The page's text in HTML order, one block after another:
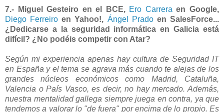
7.- Miguel Gesteiro en el BCE, Ero Carrera en Google,
Diego Ferreiro en Yahoo!, Ángel Pradoen SalesForce...
¿Dedicarse a la seguridad informática en Galicia está
difícil? ¿No podéis competir con Atar?
Según mi experiencia apenas hay cultura de Seguridad IT
en España y el tema se agrava más cuando te alejas de los
grandes núcleos económicos como Madrid, Cataluña,
Valencia o País Vasco, es decir, no hay mercado. Además,
nuestra mentalidad gallega siempre juega en contra, ya que
tendemos a valorar lo "de fuera" por encima de lo propio. Es